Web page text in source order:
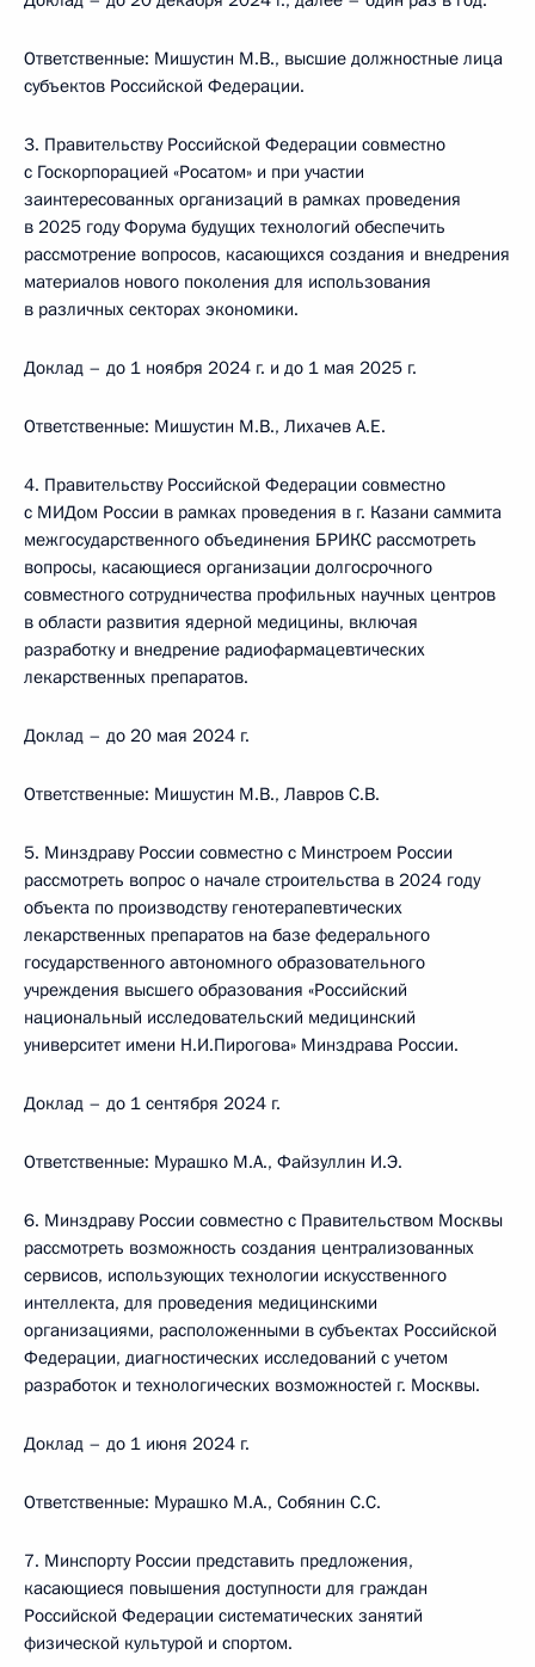
Ответственные: Мишустин М.В., высшие должностные лица
субъектов Российской Федерации.
3. Правительству Российской Федерации совместно
с Госкорпорацией «Росатом» и при участии
заинтересованных организаций в рамках проведения
в 2025 году Форума будущих технологий обеспечить
рассмотрение вопросов, касающихся создания и внедрения
материалов нового поколения для использования
в различных секторах экономики.
Доклад – до 1 ноября 2024 г. и до 1 мая 2025 г.
Ответственные: Мишустин М.В., Лихачев А.Е.
4. Правительству Российской Федерации совместно
с МИДом России в рамках проведения в г. Казани саммита
межгосударственного объединения БРИКС рассмотреть
вопросы, касающиеся организации долгосрочного
совместного сотрудничества профильных научных центров
в области развития ядерной медицины, включая
разработку и внедрение радиофармацевтических
лекарственных препаратов.
Доклад – до 20 мая 2024 г.
Ответственные: Мишустин М.В., Лавров С.В.
5. Минздраву России совместно с Минстроем России
рассмотреть вопрос о начале строительства в 2024 году
объекта по производству генотерапевтических
лекарственных препаратов на базе федерального
государственного автономного образовательного
учреждения высшего образования «Российский
национальный исследовательский медицинский
университет имени Н.И.Пирогова» Минздрава России.
Доклад – до 1 сентября 2024 г.
Ответственные: Мурашко М.А., Файзуллин И.Э.
6. Минздраву России совместно с Правительством Москвы
рассмотреть возможность создания централизованных
сервисов, использующих технологии искусственного
интеллекта, для проведения медицинскими
организациями, расположенными в субъектах Российской
Федерации, диагностических исследований с учетом
разработок и технологических возможностей г. Москвы.
Доклад – до 1 июня 2024 г.
Ответственные: Мурашко М.А., Собянин С.С.
7. Минспорту России представить предложения,
касающиеся повышения доступности для граждан
Российской Федерации систематических занятий
физической культурой и спортом.